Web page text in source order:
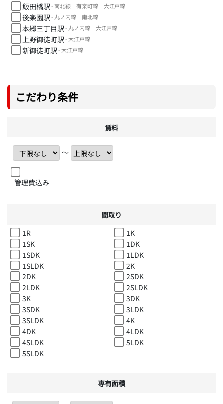
飯田橋駅- 南北線 有楽町線 大江戸線
後楽園駅- 丸ノ内線 南北線
本郷三丁目駅- 丸ノ内線 大江戸線
上野御徒町駅- 大江戸線
新御徒町駅- 大江戸線
こだわり条件
賃料
〜
管理費込み
間取り
1R
1K
1SK
1DK
1SDK
1LDK
1SLDK
2K
2DK
2SDK
2LDK
2SLDK
3K
3DK
3SDK
3LDK
3SLDK
4K
4DK
4LDK
4SLDK
5LDK
5SLDK
専有面積